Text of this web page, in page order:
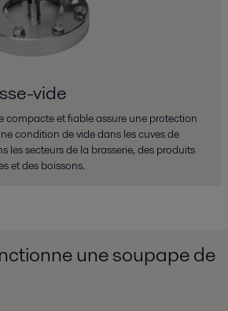
vide
compacte et fiable assure une protection
condition de vide dans les cuves de
les secteurs de la brasserie, des produits
et des boissons.
une soupape de